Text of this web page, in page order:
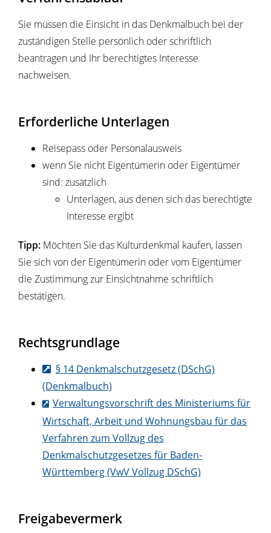
Sie müssen die Einsicht in das Denkmalbuch bei der
zuständigen Stelle persönlich oder schriftlich
beantragen und Ihr berechtigtes Interesse
nachweisen.
Erforderliche Unterlagen
Reisepass oder Personalausweis
wenn Sie nicht Eigentümerin oder Eigentümer
sind: zusätzlich
Unterlagen, aus denen sich das berechtigte
Interesse ergibt
Tipp: Möchten Sie das Kulturdenkmal kaufen, lassen
Sie sich von der Eigentümerin oder vom Eigentümer
die Zustimmung zur Einsichtnahme schriftlich
bestätigen.
Rechtsgrundlage
§ 14 Denkmalschutzgesetz (DSchG)
(Denkmalbuch)
Verwaltungsvorschrift des Ministeriums für
Wirtschaft, Arbeit und Wohnungsbau für das
Verfahren zum Vollzug des
Denkmalschutzgesetzes für Baden-
Württemberg (VwV Vollzug DSchG)
Freigabevermerk